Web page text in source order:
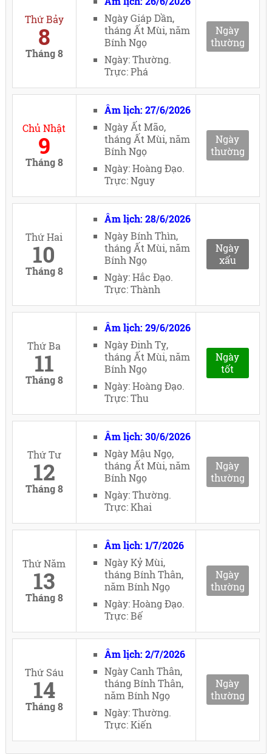
Thứ Bảy
8
Tháng 8
Ngày Giáp Dần,
tháng Ất Mùi, năm
Bính Ngọ
Ngày: Thường.
Trực: Phá
Ngày
thường
Chủ Nhật
9
Tháng 8
Âm lịch: 27/6/2026
Ngày Ất Mão,
tháng Ất Mùi, năm
Bính Ngọ
Ngày: Hoàng Đạo.
Trực: Nguy
Ngày
thường
Thứ Hai
10
Tháng 8
Âm lịch: 28/6/2026
Ngày Bính Thìn,
tháng Ất Mùi, năm
Bính Ngọ
Ngày: Hắc Đạo.
Trực: Thành
Ngày
xấu
Thứ Ba
11
Tháng 8
Âm lịch: 29/6/2026
Ngày Đinh Tỵ,
tháng Ất Mùi, năm
Bính Ngọ
Ngày: Hoàng Đạo.
Trực: Thu
Ngày
tốt
Thứ Tư
12
Tháng 8
Âm lịch: 30/6/2026
Ngày Mậu Ngọ,
tháng Ất Mùi, năm
Bính Ngọ
Ngày: Thường.
Trực: Khai
Ngày
thường
Thứ Năm
13
Tháng 8
Âm lịch: 1/7/2026
Ngày Kỷ Mùi,
tháng Bính Thân,
năm Bính Ngọ
Ngày: Hoàng Đạo.
Trực: Bế
Ngày
thường
Thứ Sáu
14
Tháng 8
Âm lịch: 2/7/2026
Ngày Canh Thân,
tháng Bính Thân,
năm Bính Ngọ
Ngày: Thường.
Trực: Kiến
Ngày
thường